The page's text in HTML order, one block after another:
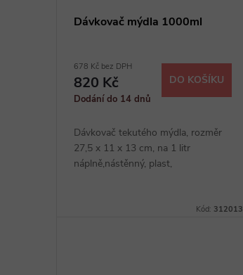
Dávkovač mýdla 1000ml
678 Kč bez DPH
820 Kč
Dodání do 14 dnů
DO KOŠÍKU
Dávkovač tekutého mýdla, rozměr
27,5 x 11 x 13 cm, na 1 litr
náplně,nástěnný, plast,
Kód: 312013